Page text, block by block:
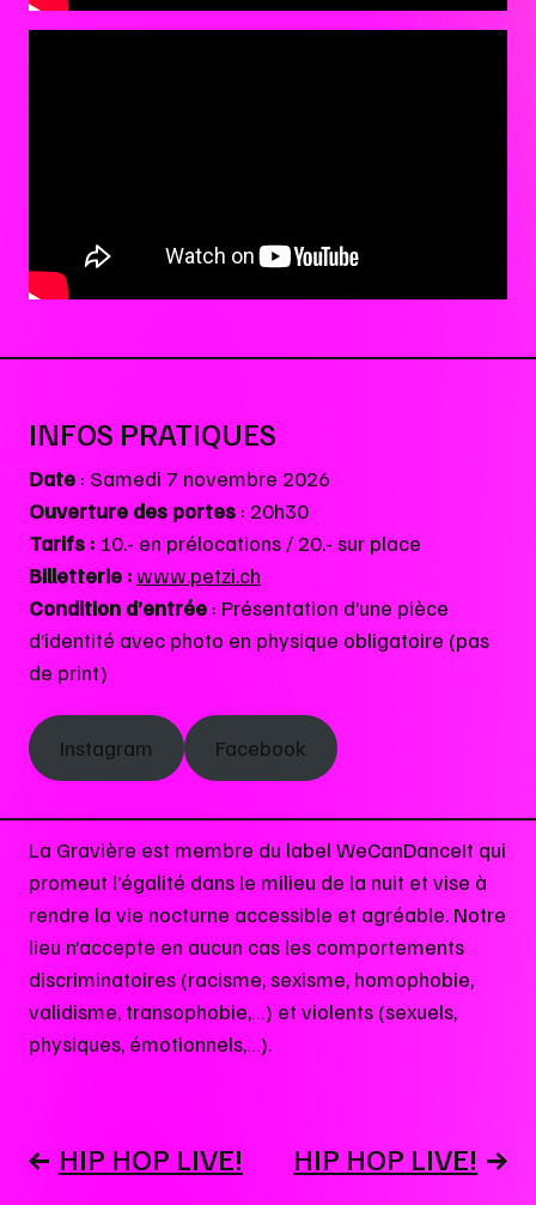
INFOS PRATIQUES
Date : Samedi 7 novembre 2026
Ouverture des portes : 20h30
Tarifs : 10.- en prélocations / 20.- sur place
Billetterie :www.petzi.ch
Condition d’entrée : Présentation d’une pièce
d’identité avec photo en physique obligatoire (pas
de print)
Instagram Facebook
La Gravière est membre du label WeCanDanceIt qui
promeut l’égalité dans le milieu de la nuit et vise à
rendre la vie nocturne accessible et agréable. Notre
lieu n’accepte en aucun cas les comportements
discriminatoires (racisme, sexisme, homophobie,
validisme, transophobie,…) et violents (sexuels,
physiques, émotionnels,…).
DEHIP HOP LIVE! HIP HOP LIVE!